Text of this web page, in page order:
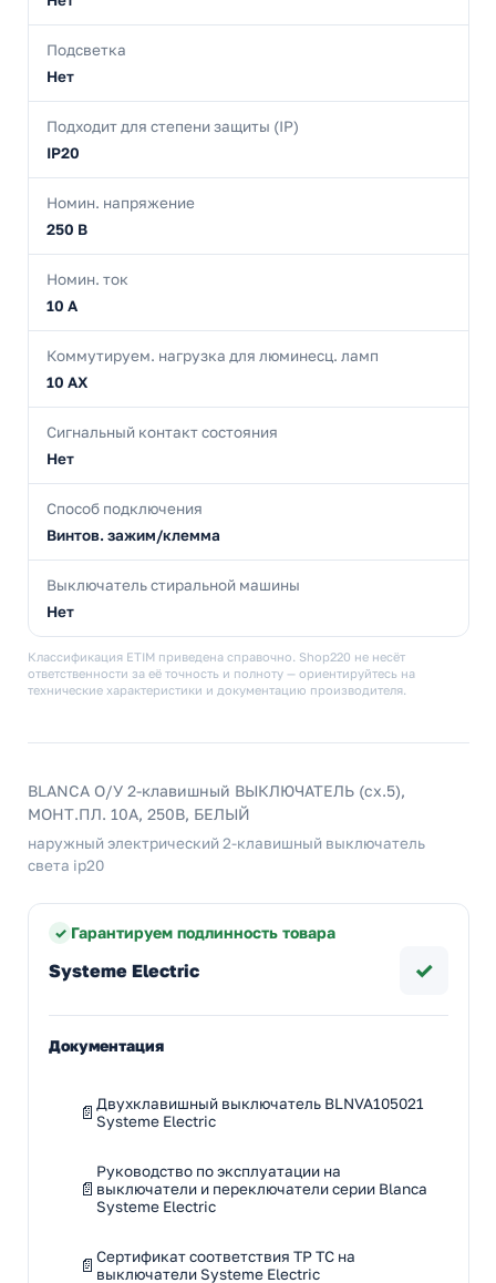
Подсветка
Нет
Подходит для степени защиты (IP)
IP20
Номин. напряжение
250 В
Номин. ток
10 А
Коммутируем. нагрузка для люминесц. ламп
10 AX
Сигнальный контакт состояния
Нет
Способ подключения
Винтов. зажим/клемма
Выключатель стиральной машины
Нет
Классификация ETIM приведена справочно. Shop220 не несёт
ответственности за её точность и полноту — ориентируйтесь на
технические характеристики и документацию производителя.
BLANCA О/У 2-клавишный ВЫКЛЮЧАТЕЛЬ (cх.5),
МОНТ.ПЛ. 10А, 250B, БЕЛЫЙ
наружный электрический 2-клавишный выключатель
света ip20
Гарантируем подлинность товара
Systeme Electric ✓
Документация
Двухклавишный выключатель BLNVA105021
Systeme Electric
Руководство по эксплуатации на
выключатели и переключатели серии Blanca
Systeme Electric
Сертификат соответствия ТР ТС на
выключатели Systeme Electric